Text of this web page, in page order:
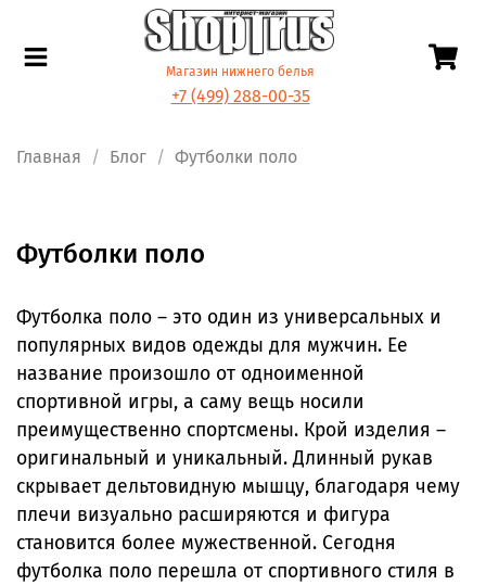
Магазин нижнего белья
+7 (499) 288-00-35
Главная Блог Футболки поло
Футболки поло
Футболка поло – это один из универсальных и
популярных видов одежды для мужчин. Ее
название произошло от одноименной
спортивной игры, а саму вещь носили
преимущественно спортсмены. Крой изделия –
оригинальный и уникальный. Длинный рукав
скрывает дельтовидную мышцу, благодаря чему
плечи визуально расширяются и фигура
становится более мужественной. Сегодня
футболка поло перешла от спортивного стиля в